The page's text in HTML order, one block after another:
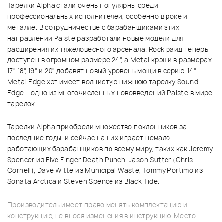
Тарелки Alpha стали очень популярны среди
профессиональных исполнителей, особенно в роке и
металле. В сотрудничестве с барабанщиками этих
направлений Paiste разработали новые модели для
расширения их тяжеловесного арсенала. Rock райд теперь
доступен в огромном размере 24", а Metal крэши в размерах
17", 18", 19" и 20" добавят новый уровень мощи в серию. 14"
Metal Edge хэт имеет волнистую нижнюю тарелку Sound
Edge - одно из многочисленных нововведений Paiste в мире
тарелок.
Тарелки Alpha приобрели множество поклонников за
последние годы, и сейчас на них играет немало
работающих барабанщиков по всему миру, таких как Jeremy
Spencer из Five Finger Death Punch, Jason Sutter (Chris
Cornell), Dave Witte из Municipal Waste, Tommy Portimo из
Sonata Arctica и Steven Spence из Black Tide.
Производитель имеет право менять комплектацию и
конструкцию, не внося изменения в инструкцию. Место